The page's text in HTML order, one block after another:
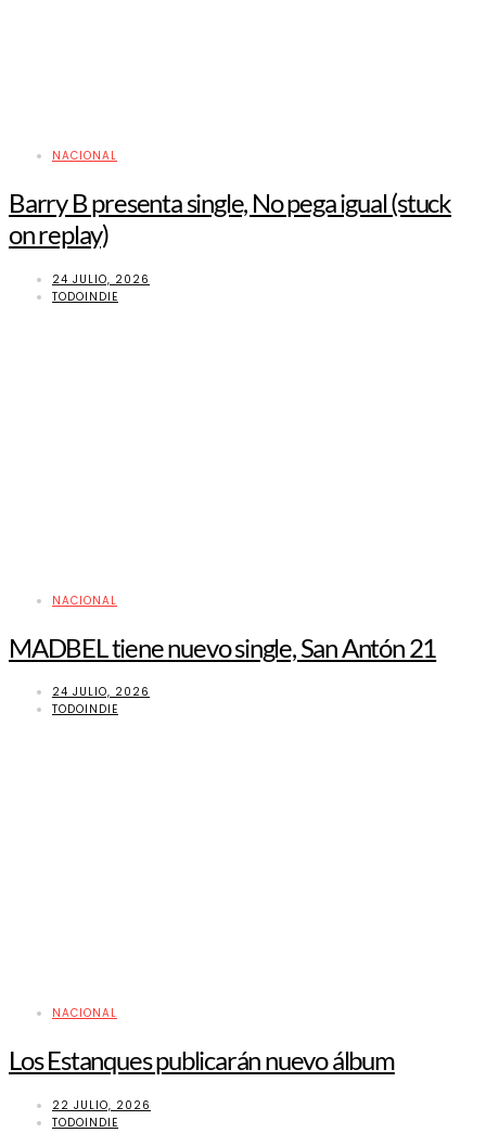
NACIONAL
Barry B presenta single, No pega igual (stuck
on replay)
24 JULIO, 2026
TODOINDIE
NACIONAL
MADBEL tiene nuevo single, San Antón 21
24 JULIO, 2026
TODOINDIE
NACIONAL
Los Estanques publicarán nuevo álbum
22 JULIO, 2026
TODOINDIE